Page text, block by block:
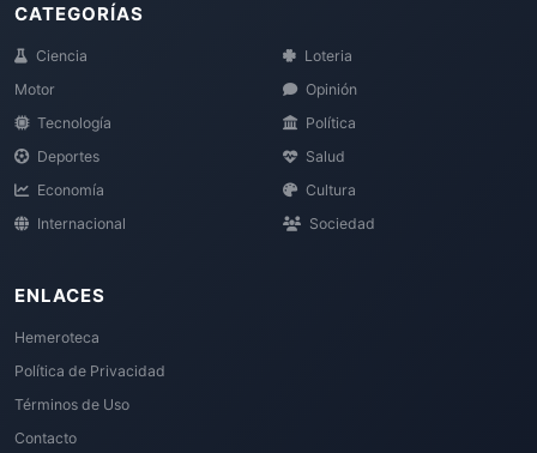
CATEGORÍAS
Ciencia
Motor
Tecnología
Deportes
Economía
Internacional
Loteria
Opinión
Política
Salud
Cultura
Sociedad
ENLACES
Hemeroteca
Política de Privacidad
Términos de Uso
Contacto